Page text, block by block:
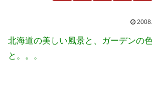
北海道の美しい風景と、ガーデンの
と。。。